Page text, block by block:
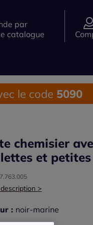
par
catalogue
le code 5090
chemisier
et
>
: noir-marine